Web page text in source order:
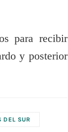
para recibir
y posterior
DEL SUR